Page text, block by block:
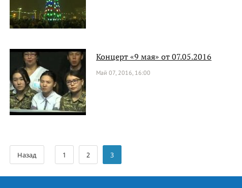
Концерт «9 мая» от 07.05.2016
Май 07, 2016, 16:00
Назад 1 2 3